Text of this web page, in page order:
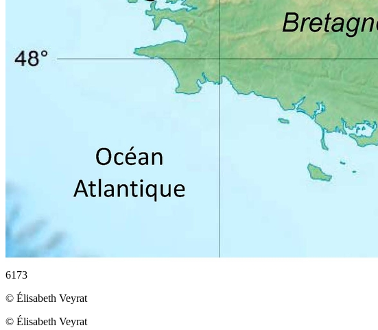
6173
© Élisabeth Veyrat
© Élisabeth Veyrat